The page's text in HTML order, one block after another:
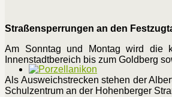
Straßensperrungen an den
Am Sonntag und Montag wird die
Innenstadtbereich bis zum Goldberg
Als Ausweichstrecken stehen der
Schulzentrum an der Hohenberger